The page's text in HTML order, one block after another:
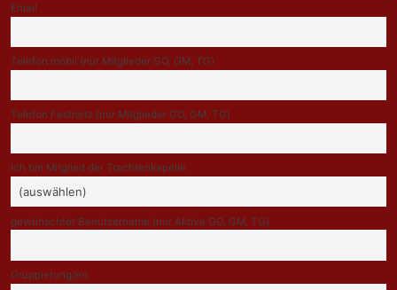
Email
Telefon mobil (nur Mitglieder GO, GM, TG)
Telefon Festnetz (nur Mitglieder GO, GM, TG)
Ich bin Mitglied der Trachtenkapelle
gewünschter Benutzername (nur Aktive GO, GM, TG)
Gruppierung/en